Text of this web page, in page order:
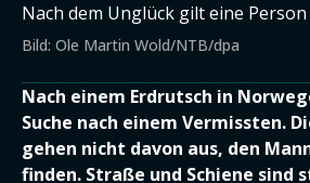
Nach dem Unglück gilt eine
Bild: Ole Martin Wold/NTB/dpa
Nach einem Erdrutsch in
Suche nach einem Vermissten.
gehen nicht davon aus, den
finden. Straße und Schiene sind